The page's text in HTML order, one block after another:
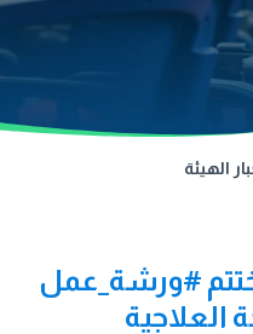
الهيئة
#ورشة_عمل